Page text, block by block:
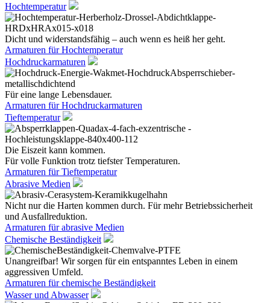
Hochtemperatur
Dicht und widerstandsfähig – auch wenn es heiß her geht.
Armaturen für Hochtemperatur
Hochdruckarmaturen
Für eine lange Lebensdauer.
Armaturen für Hochdruckarmaturen
Tieftemperatur
Die Eiszeit kann kommen.
Für volle Funktion trotz tiefster Temperaturen.
Armaturen für Tieftemperatur
Abrasive Medien
Nicht nur die Harten kommen durch. Für mehr Betriebssicherheit
und Ausfallreduktion.
Armaturen für abrasive Medien
Chemische Beständigkeit
Unangreifbar! Wir sorgen für ein entspanntes Leben in einem
aggressiven Umfeld.
Armaturen für chemische Beständigkeit
Wasser und Abwasser